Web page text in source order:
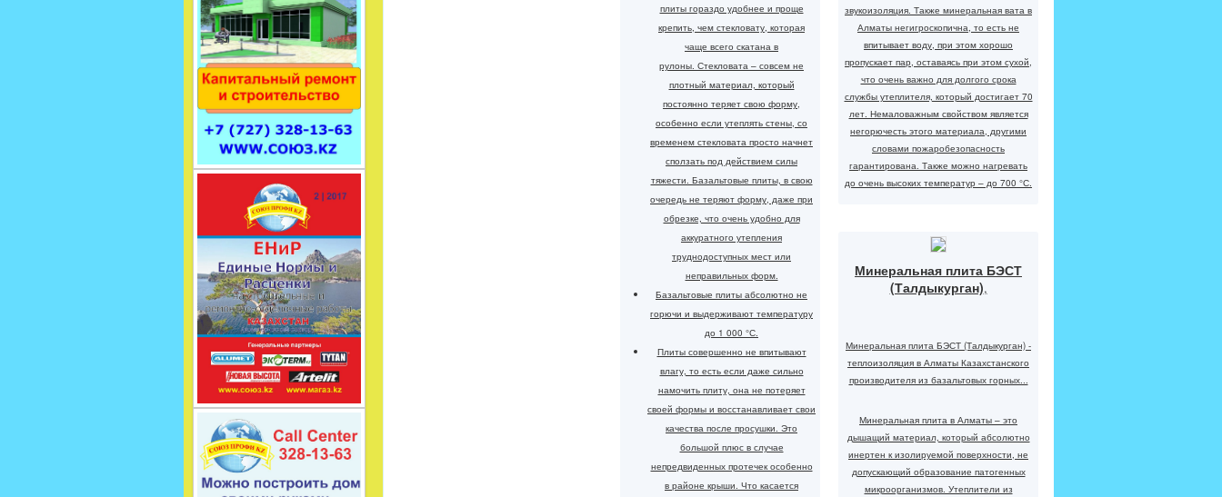
плиты гораздо удобнее и проще
крепить, чем стекловату, которая
чаще всего скатана в
рулоны. Стекловата – совсем не
плотный материал, который
постоянно теряет свою форму,
особенно если утеплять стены, со
временем стекловата просто начнет
сползать под действием силы
тяжести. Базальтовые плиты, в свою
очередь не теряют форму, даже при
обрезке, что очень удобно для
аккуратного утепления
труднодоступных мест или
неправильных форм.
Базальтовые плиты абсолютно не
горючи и выдерживают температуру
до 1 000 °С.
Плиты совершенно не впитывают
влагу, то есть если даже сильно
намочить плиту, она не потеряет
своей формы и восстанавливает свои
качества после просушки. Это
большой плюс в случае
непредвиденных протечек особенно
в районе крыши. Что касается
звукоизоляция. Также минеральная вата в
Алматы негигроскопична, то есть не
впитывает воду, при этом хорошо
пропускает пар, оставаясь при этом сухой,
что очень важно для долгого срока
службы утеплителя, который достигает 70
лет. Немаловажным свойством является
негорючесть этого материала, другими
словами пожаробезопасность
гарантирована. Также можно нагревать
до очень высоких температур – до 700 °С.
Минеральная плита БЭСТ
(Талдыкурган),
Минеральная плита БЭСТ (Талдыкурган) -
теплоизоляция в Алматы Казахстанского
производителя из базальтовых горных...
Минеральная плита в Алматы – это
дышащий материал, который абсолютно
инертен к изолируемой поверхности, не
допускающий образование патогенных
микроорганизмов. Утеплители из